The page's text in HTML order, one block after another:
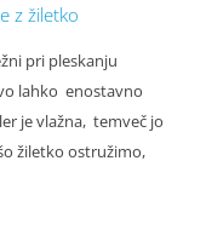
z žiletko
pri pleskanju
lahko enostavno
je vlažna, temveč jo
žiletko ostružimo,